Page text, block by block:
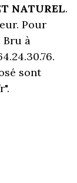
NATUREL.
Pour
Bru à
sont